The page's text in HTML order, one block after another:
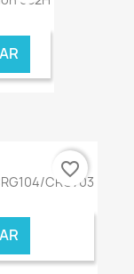
CRG703
favorite_border